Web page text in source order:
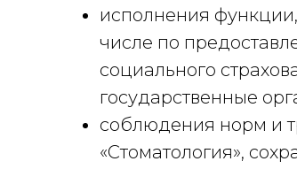
исполнения
числе по
социального
государственные
соблюдения норм и
«Стоматология»,